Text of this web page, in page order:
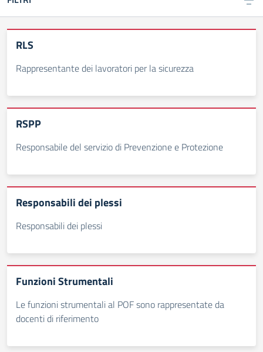
RLS
Rappresentante dei lavoratori per la sicurezza
RSPP
Responsabile del servizio di Prevenzione e Protezione
Responsabili dei plessi
Responsabili dei plessi
Funzioni Strumentali
Le funzioni strumentali al POF sono rappresentate da
docenti di riferimento